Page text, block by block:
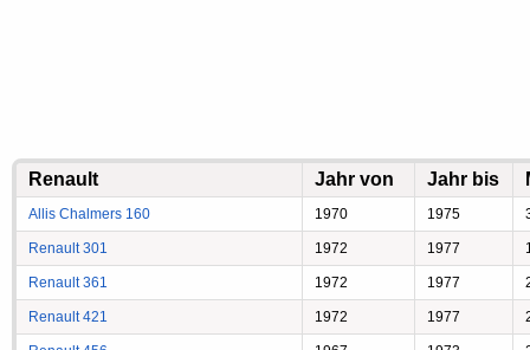
Renault Jahr von Jahr bis
Allis Chalmers 160 1970 1975
Renault 301 1972 1977
Renault 361 1972 1977
Renault 421 1972 1977